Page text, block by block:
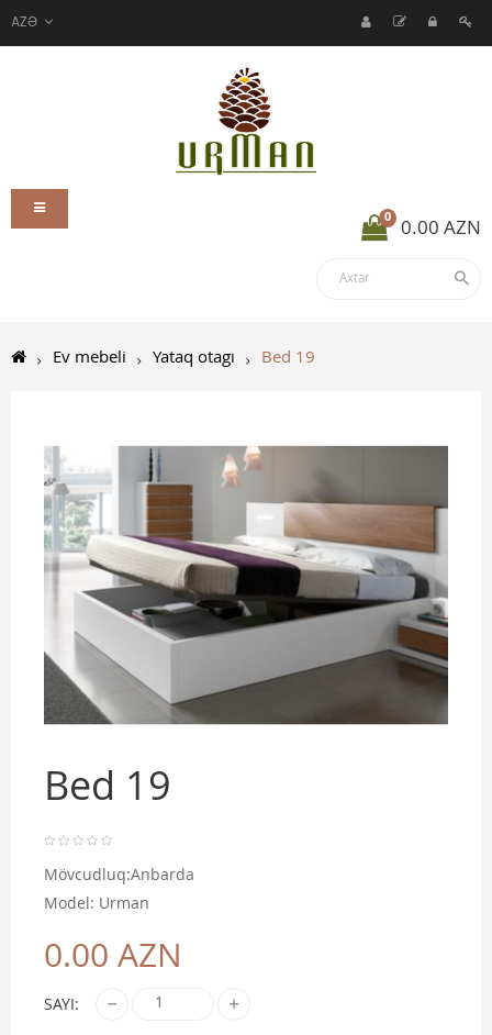
AZƏ
0
0.00 AZN
Ev mebeli Yataq otagı Bed 19
Bed 19
Mövcudluq:Anbarda
Model: Urman
0.00 AZN
SAYI: